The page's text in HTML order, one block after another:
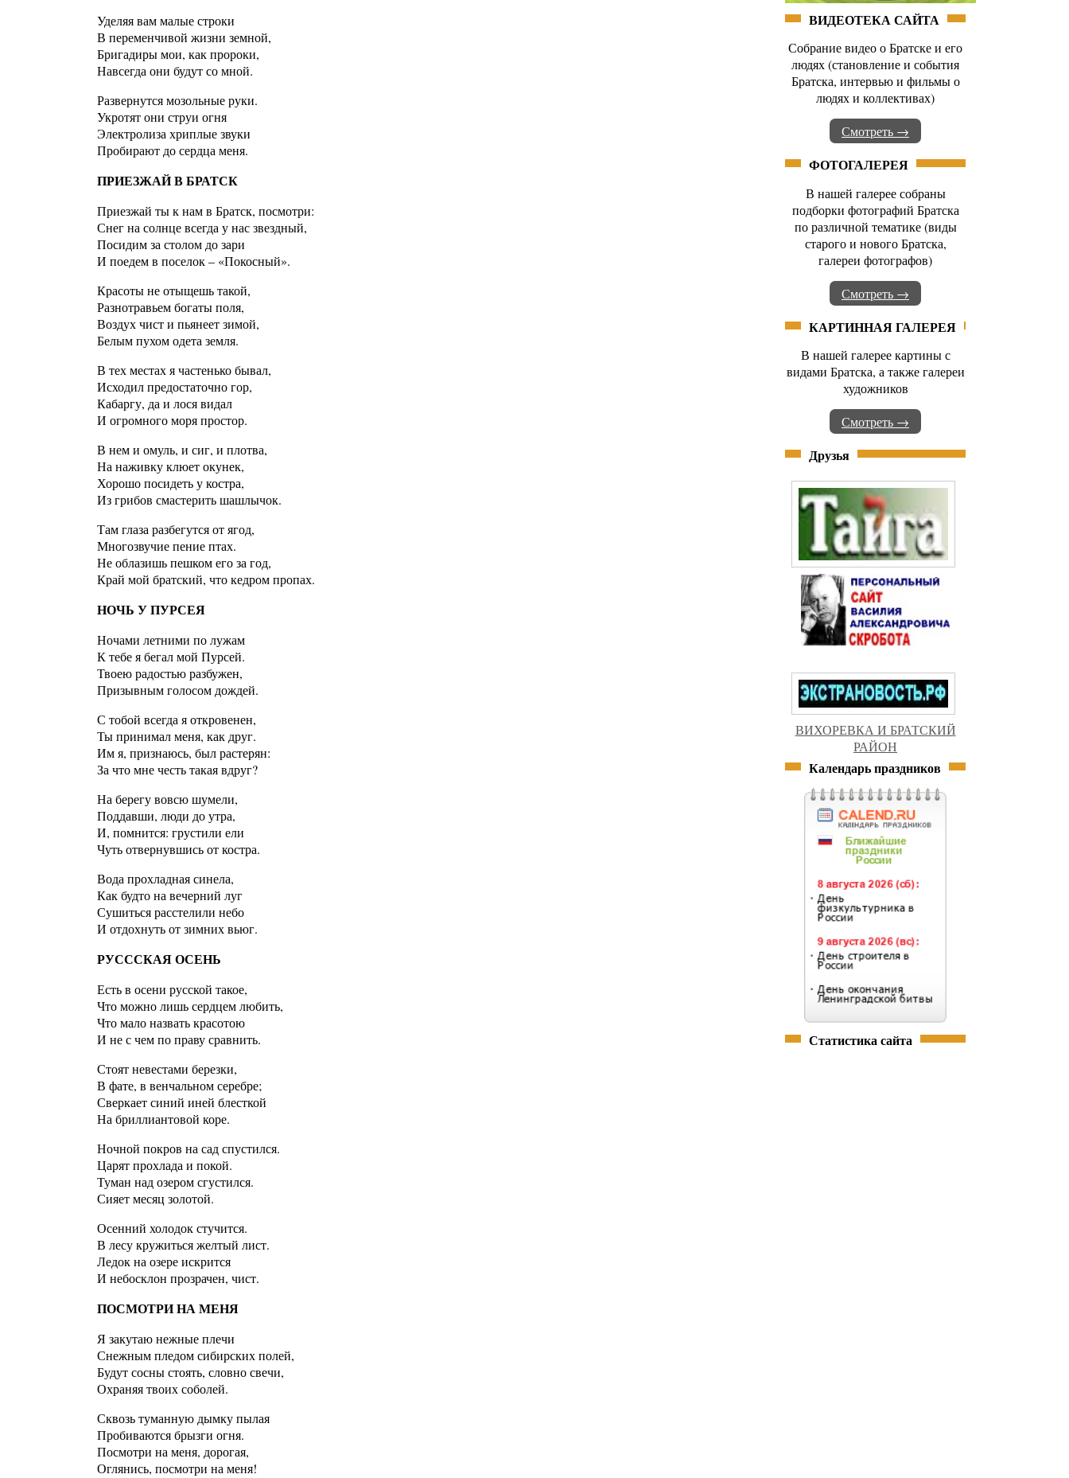
Уделяя вам малые строки
В переменчивой жизни земной,
Бригадиры мои, как пророки,
Навсегда они будут со мной.
Развернутся мозольные руки.
Укротят они струи огня
Электролиза хриплые звуки
Пробирают до сердца меня.
ПРИЕЗЖАЙ В БРАТСК
Приезжай ты к нам в Братск, посмотри:
Снег на солнце всегда у нас звездный,
Посидим за столом до зари
И поедем в поселок – «Покосный».
Красоты не отыщешь такой,
Разнотравьем богаты поля,
Воздух чист и пьянеет зимой,
Белым пухом одета земля.
В тех местах я частенько бывал,
Исходил предостаточно гор,
Кабаргу, да и лося видал
И огромного моря простор.
В нем и омуль, и сиг, и плотва,
На наживку клюет окунек,
Хорошо посидеть у костра,
Из грибов смастерить шашлычок.
Там глаза разбегутся от ягод,
Многозвучие пение птах.
Не облазишь пешком его за год,
Край мой братский, что кедром пропах.
НОЧЬ У ПУРСЕЯ
Ночами летними по лужам
К тебе я бегал мой Пурсей.
Твоею радостью разбужен,
Призывным голосом дождей.
С тобой всегда я откровенен,
Ты принимал меня, как друг.
Им я, признаюсь, был растерян:
За что мне честь такая вдруг?
На берегу вовсю шумели,
Поддавши, люди до утра,
И, помнится: грустили ели
Чуть отвернувшись от костра.
Вода прохладная синела,
Как будто на вечерний луг
Сушиться расстелили небо
И отдохнуть от зимних вьюг.
РУСССКАЯ ОСЕНЬ
Есть в осени русской такое,
Что можно лишь сердцем любить,
Что мало назвать красотою
И не с чем по праву сравнить.
Стоят невестами березки,
В фате, в венчальном серебре;
Сверкает синий иней блесткой
На бриллиантовой коре.
Ночной покров на сад спустился.
Царят прохлада и покой.
Туман над озером сгустился.
Сияет месяц золотой.
Осенний холодок стучится.
В лесу кружиться желтый лист.
Ледок на озере искрится
И небосклон прозрачен, чист.
ПОСМОТРИ НА МЕНЯ
Я закутаю нежные плечи
Снежным пледом сибирских полей,
Будут сосны стоять, словно свечи,
Охраняя твоих соболей.
Сквозь туманную дымку пылая
Пробиваются брызги огня.
Посмотри на меня, дорогая,
Оглянись, посмотри на меня!
ВИДЕОТЕКА САЙТА
Собрание видео о Братске и его
людях (становление и события
Братска, интервью и фильмы о
людях и коллективах)
Смотреть →
ФОТОГАЛЕРЕЯ
В нашей галерее собраны
подборки фотографий Братска
по различной тематике (виды
старого и нового Братска,
галереи фотографов)
Смотреть →
КАРТИННАЯ ГАЛЕРЕЯ
В нашей галерее картины с
видами Братска, а также галереи
художников
Смотреть →
Друзья
ВИХОРЕВКА И БРАТСКИЙ
РАЙОН
Календарь праздников
Статистика сайта